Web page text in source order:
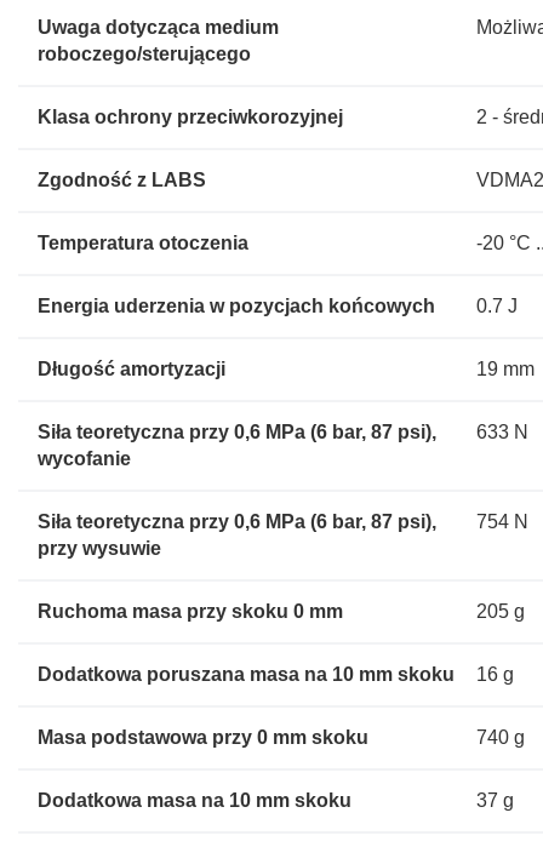
Uwaga dotycząca medium
roboczego/sterującego
Klasa ochrony przeciwkorozyjnej 2 -
Zgodność z LABS
Temperatura otoczenia -20 °C
Energia uderzenia w pozycjach końcowych 0.7 J
Długość amortyzacji 19 mm
Siła teoretyczna przy 0,6 MPa (6 bar, 87 psi),
wycofanie
633 N
Siła teoretyczna przy 0,6 MPa (6 bar, 87 psi),
przy wysuwie
754 N
Ruchoma masa przy skoku 0 mm 205 g
Dodatkowa poruszana masa na 10 mm skoku 16 g
Masa podstawowa przy 0 mm skoku 740 g
Dodatkowa masa na 10 mm skoku 37 g